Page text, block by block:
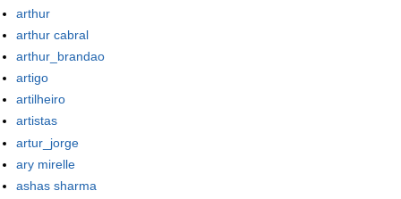
arthur
arthur cabral
arthur_brandao
artigo
artilheiro
artistas
artur_jorge
ary mirelle
ashas sharma